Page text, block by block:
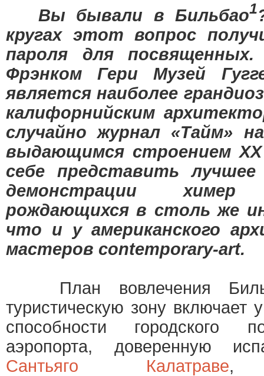
Вы бывали в Бильбао1
кругах этот вопрос
пароля для посвященных.
Фрэнком Гери Музей
является наиболее
калифорнийским
случайно журнал «Тайм»
выдающимся строением
себе представить
демонстрации
рождающихся в столь же
что и у американского
мастеров contemporary-art.
План вовлечения
туристическую зону включает
способности городского
аэропорта, доверенную
Сантьяго Калатраве,